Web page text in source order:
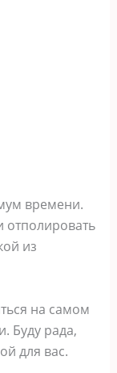
времени.
отполировать
из
на самом
Буду рада,
для вас.